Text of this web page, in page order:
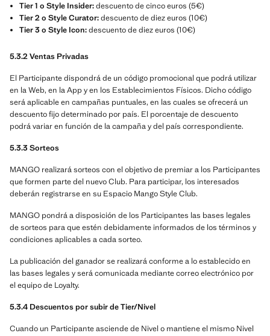
Tier 1 o Style Insider:descuento de cinco euros (5€)
Tier 2 o Style Curator:descuento de diez euros (10€)
Tier 3 o Style Icon:descuento de diez euros (10€)
5.3.2 Ventas Privadas
El Participante dispondrá de un código promocional que podrá utilizar
en la Web, en la App y en los Establecimientos Físicos. Dicho código
será aplicable en campañas puntuales, en las cuales se ofrecerá un
descuento fijo determinado por país. El porcentaje de descuento
podrá variar en función de la campaña y del país correspondiente.
5.3.3 Sorteos
MANGO realizará sorteos con el objetivo de premiar a los Participantes
que formen parte del nuevo Club. Para participar, los interesados
deberán registrarse en su Espacio Mango Style Club.
MANGO pondrá a disposición de los Participantes las bases legales
de sorteos para que estén debidamente informados de los términos y
condiciones aplicables a cada sorteo.
La publicación del ganador se realizará conforme a lo establecido en
las bases legales y será comunicada mediante correo electrónico por
el equipo de Loyalty.
5.3.4 Descuentos por subir de Tier/Nivel
Cuando un Participante asciende de Nivel o mantiene el mismo Nivel